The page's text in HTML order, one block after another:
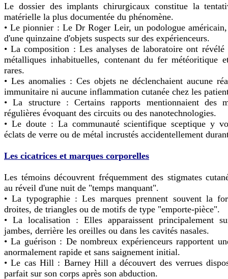
Le dossier des implants chirurgicaux constitue la
matérielle la plus documentée du phénomène.
• Le pionnier : Le Dr Roger Leir, un podologue
d'une quinzaine d'objets suspects sur des expérienceurs.
• La composition : Les analyses de laboratoire ont révélé
métalliques inhabituelles, contenant du fer météoritique
rares.
• Les anomalies : Ces objets ne déclenchaient aucune
immunitaire ni aucune inflammation cutanée chez les
• La structure : Certains rapports mentionnaient des
régulières évoquant des circuits ou des nanotechnologies.
• Le doute : La communauté scientifique sceptique y
éclats de verre ou de métal incrustés accidentellement
Les cicatrices et marques corporelles
Les témoins découvrent fréquemment des stigmates
au réveil d'une nuit de "temps manquant".
• La typographie : Les marques prennent souvent la
droites, de triangles ou de motifs de type "emporte-pièce".
• La localisation : Elles apparaissent principalement
jambes, derrière les oreilles ou dans les cavités nasales.
• La guérison : De nombreux expérienceurs rapportent
anormalement rapide et sans saignement initial.
• Le cas Hill : Barney Hill a découvert des verrues
parfait sur son corps après son abduction.